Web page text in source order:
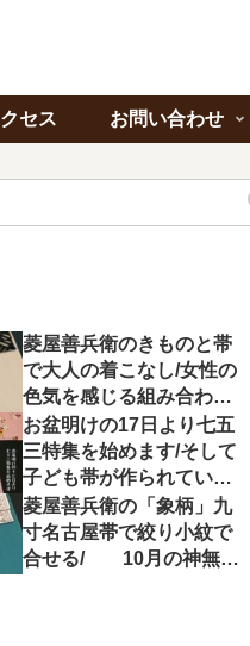
セス お問い合わせ
菱屋善兵衛のきものと帯
で大人の着こなし/女性の
色気を感じる組み合わに
心が惹かれる
お盆明けの17日より七五
三特集を始めます/そして
子ども帯が作られてい状
況に不満を漏らす
菱屋善兵衛の「象柄」九
寸名古屋帯で絞り小紋で
合せる/ 10月の神無月